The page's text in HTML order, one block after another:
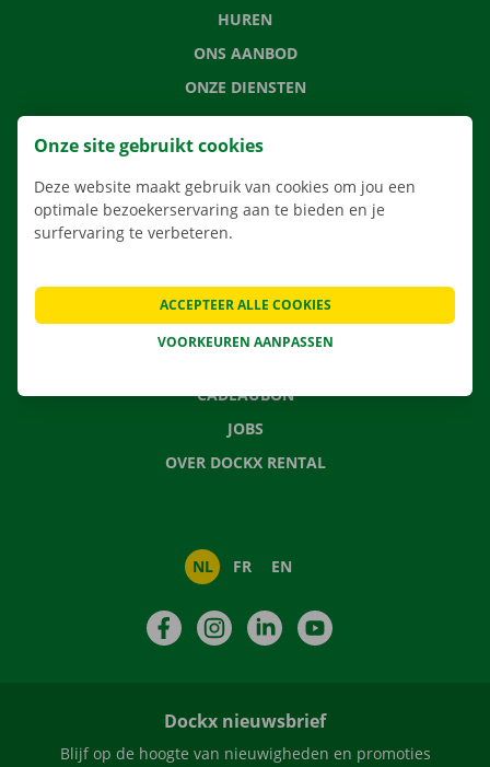
HUREN
ONS AANBOD
ONZE DIENSTEN
LOCATIES
APP
VERHUISOPLOSSINGEN
CONTACTEER ONS
VEELGESTELDE VRAGEN
CADEAUBON
JOBS
OVER DOCKX RENTAL
NL FR EN
FacebookInstagramLinkedIn
Dockx nieuwsbrief
Blijf op de hoogte van nieuwigheden en promoties
Onze site gebruikt cookies
Deze website maakt gebruik van cookies om jou een
optimale bezoekerservaring aan te bieden en je
surfervaring te verbeteren.
VOORKEUREN AANPASSEN
ACCEPTEER ALLE COOKIES